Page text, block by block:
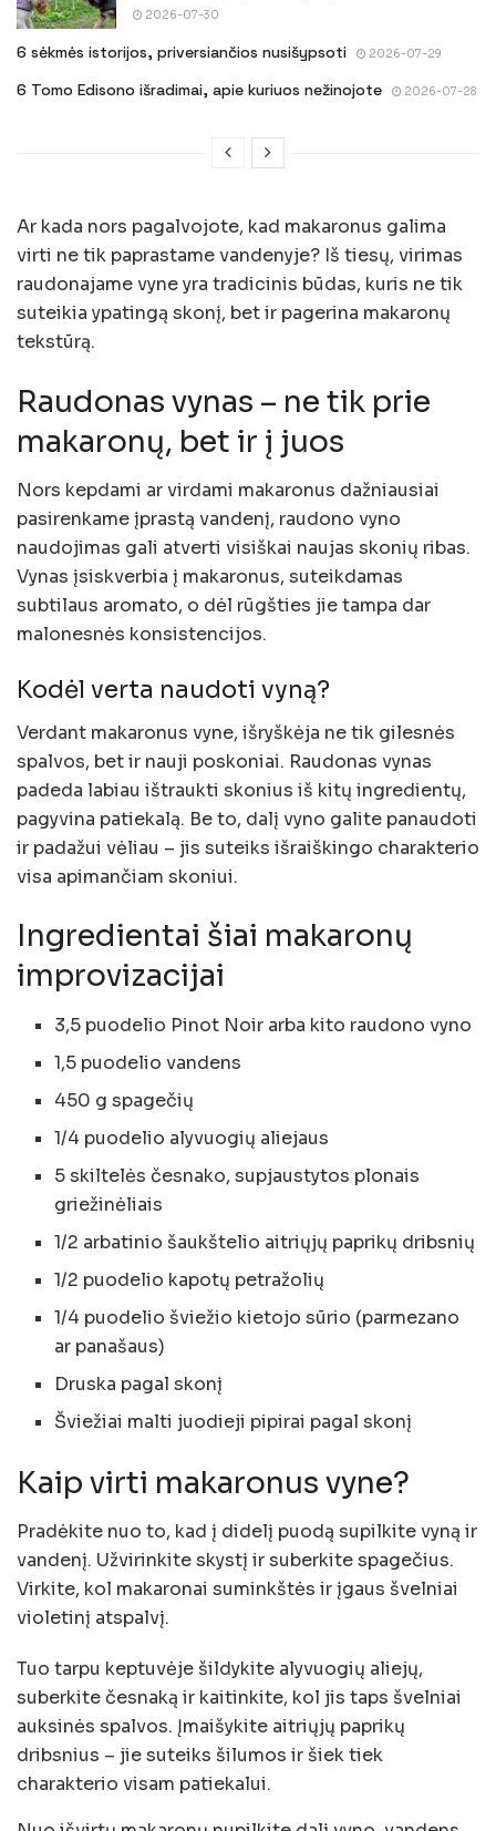
2026-07-30
6 sėkmės istorijos, priversiančios nusišypsoti 2026-07-29
6 Tomo Edisono išradimai, apie kuriuos nežinojote 2026-07-28
Ar kada nors pagalvojote, kad makaronus galima
virti ne tik paprastame vandenyje? Iš tiesų, virimas
raudonajame vyne yra tradicinis būdas, kuris ne tik
suteikia ypatingą skonį, bet ir pagerina makaronų
tekstūrą.
Raudonas vynas – ne tik prie
makaronų, bet ir į juos
Nors kepdami ar virdami makaronus dažniausiai
pasirenkame įprastą vandenį, raudono vyno
naudojimas gali atverti visiškai naujas skonių ribas.
Vynas įsiskverbia į makaronus, suteikdamas
subtilaus aromato, o dėl rūgšties jie tampa dar
malonesnės konsistencijos.
Kodėl verta naudoti vyną?
Verdant makaronus vyne, išryškėja ne tik gilesnės
spalvos, bet ir nauji poskoniai. Raudonas vynas
padeda labiau ištraukti skonius iš kitų ingredientų,
pagyvina patiekalą. Be to, dalį vyno galite panaudoti
ir padažui vėliau – jis suteiks išraiškingo charakterio
visa apimančiam skoniui.
Ingredientai šiai makaronų
improvizacijai
3,5 puodelio Pinot Noir arba kito raudono vyno
1,5 puodelio vandens
450 g spagečių
1/4 puodelio alyvuogių aliejaus
5 skiltelės česnako, supjaustytos plonais
griežinėliais
1/2 arbatinio šaukštelio aitriųjų paprikų dribsnių
1/2 puodelio kapotų petražolių
1/4 puodelio šviežio kietojo sūrio (parmezano
ar panašaus)
Druska pagal skonį
Šviežiai malti juodieji pipirai pagal skonį
Kaip virti makaronus vyne?
Pradėkite nuo to, kad į didelį puodą supilkite vyną ir
vandenį. Užvirinkite skystį ir suberkite spagečius.
Virkite, kol makaronai suminkštės ir įgaus švelniai
violetinį atspalvį.
Tuo tarpu keptuvėje šildykite alyvuogių aliejų,
suberkite česnaką ir kaitinkite, kol jis taps švelniai
auksinės spalvos. Įmaišykite aitriųjų paprikų
dribsnius – jie suteiks šilumos ir šiek tiek
charakterio visam patiekalui.